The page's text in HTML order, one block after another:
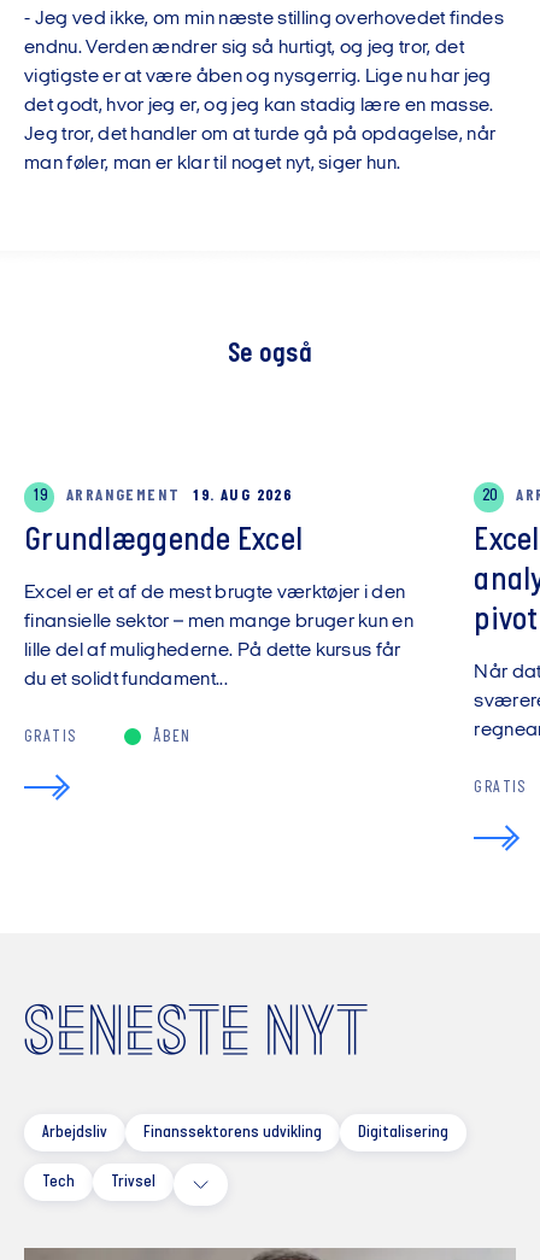
- Jeg ved ikke, om min næste stilling overhovedet findes
endnu. Verden ændrer sig så hurtigt, og jeg tror, det
vigtigste er at være åben og nysgerrig. Lige nu har jeg
det godt, hvor jeg er, og jeg kan stadig lære en masse.
Jeg tror, det handler om at turde gå på opdagelse, når
man føler, man er klar til noget nyt, siger hun.
Se også
19 ARRANGEMENT 19. AUG 2026
Grundlæggende Excel
Excel er et af de mest brugte værktøjer i den
finansielle sektor – men mange bruger kun en
lille del af mulighederne. På dette kursus får
du et solidt fundament...
GRATIS ÅBEN
20
Når
GRATIS
SENESTE NYT
Arbejdsliv Finanssektorens udvikling Digitalisering
Tech Trivsel